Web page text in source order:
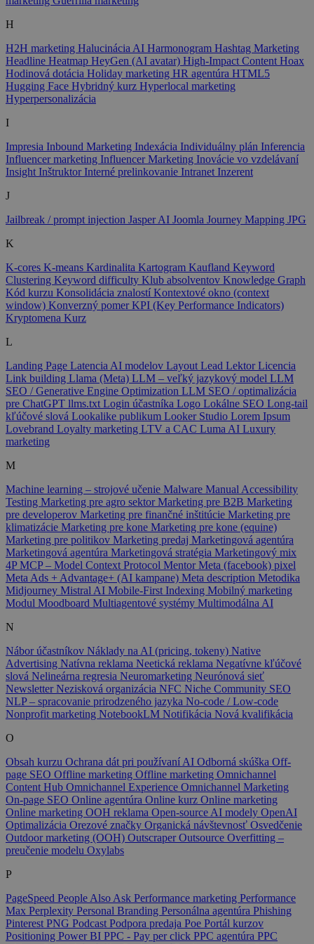
H
H2H marketing Halucinácia AI Harmonogram Hashtag Marketing
Headline Heatmap HeyGen (AI avatar) High-Impact Content Hoax
Hodinová dotácia Holiday marketing HR agentúra HTML5
Hugging Face Hybridný kurz Hyperlocal marketing
Hyperpersonalizácia
I
Impresia Inbound Marketing Indexácia Individuálny plán Inferencia
Influencer marketing Influencer Marketing Inovácie vo vzdelávaní
Insight InštruktorInterné prelinkovanie Intranet Inzerent
J
Jailbreak / prompt injection Jasper AI Joomla Journey Mapping JPG
K
K-cores K-means Kardinalita Kartogram Kaufland Keyword
Clustering Keyword difficulty Klub absolventov Knowledge Graph
Kód kurzu Konsolidácia znalostí Kontextové okno (context
window) Konverzný pomerKPI (Key Performance Indicators)
Kryptomena Kurz
L
Landing Page Latencia AI modelov Layout Lead LektorLicencia
Link building Llama (Meta) LLM – veľký jazykový model LLM
SEO / Generative Engine Optimization LLM SEO / optimalizácia
pre ChatGPT llms.txt Login účastníka Logo Lokálne SEO Long-tail
kľúčové slová Lookalike publikum Looker Studio Lorem Ipsum
Lovebrand Loyalty marketing LTV a CAC Luma AI Luxury
marketing
M
Machine learning – strojové učenie Malware Manual Accessibility
Testing Marketing pre agro sektorMarketing pre B2B Marketing
pre developerov Marketing pre finančné inštitúcie Marketing pre
klimatizácie Marketing pre kone Marketing pre kone (equine)
Marketing pre politikov Marketing predaj Marketingová agentúra
Marketingová agentúra Marketingová stratégia Marketingový mix
4PMCP – Model Context Protocol MentorMeta (facebook) pixel
Meta Ads + Advantage+ (AI kampane) Meta description Metodika
Midjourney Mistral AI Mobile-First Indexing Mobilný marketing
Modul Moodboard Multiagentové systémy Multimodálna AI
N
Nábor účastníkov Náklady na AI (pricing, tokeny) Native
Advertising Natívna reklama Neetická reklama Negatívne kľúčové
slová Nelineárna regresia Neuromarketing Neurónová sieť
NewsletterNezisková organizácia NFC Niche Community SEO
NLP – spracovanie prirodzeného jazyka No-code / Low-code
Nonprofit marketing NotebookLM Notifikácia Nová kvalifikácia
O
Obsah kurzu Ochrana dát pri používaní AI Odborná skúška Off-
page SEO Offline marketing Offline marketing Omnichannel
Content Hub Omnichannel Experience Omnichannel Marketing
On-page SEO Online agentúra Online kurz Online marketing
Online marketing OOH reklama Open-source AI modely OpenAI
Optimalizácia Orezové značky Organická návštevnosť Osvedčenie
Outdoor marketing (OOH) OutscraperOutsource Overfitting –
preučenie modelu Oxylabs
P
PageSpeed People Also Ask Performance marketing Performance
Max Perplexity Personal Branding Personálna agentúra Phishing
Pinterest PNG Podcast Podpora predaja Poe Portál kurzov
Positioning Power BI PPC - Pay per click PPC agentúra PPC